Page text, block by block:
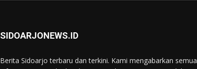
SIDOARJONEWS.ID
Berita Sidoarjo terbaru dan terkini. Kami mengabarkan semua